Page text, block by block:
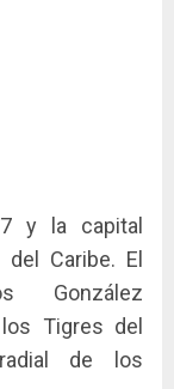
y la capital
Caribe. El
González
Tigres del
de los